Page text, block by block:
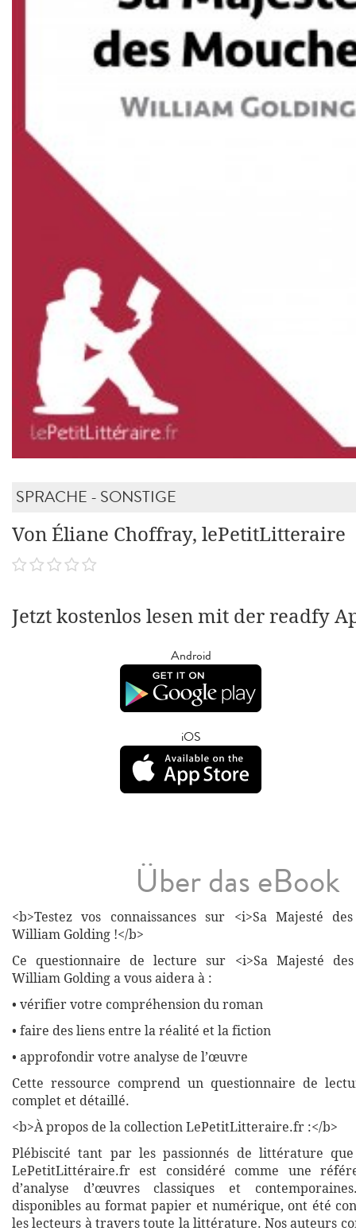
SPRACHE - SONSTIGE
Von Éliane Choffray, lePetitLitteraire
Jetzt kostenlos lesen mit der readfy
Android
iOS
Über das eBook
<b>Testez vos connaissances sur <i>Sa Majesté
William Golding !</b>
Ce questionnaire de lecture sur <i>Sa Majesté
William Golding a vous aidera à :
• vérifier votre compréhension du roman
• faire des liens entre la réalité et la fiction
• approfondir votre analyse de l’œuvre
Cette ressource comprend un questionnaire de
complet et détaillé.
<b>À propos de la collection LePetitLitteraire.fr :</b>
Plébiscité tant par les passionnés de littérature
LePetitLittéraire.fr est considéré comme une
d’analyse d’œuvres classiques et
disponibles au format papier et numérique, ont été
les lecteurs à travers toute la littérature. Nos auteurs